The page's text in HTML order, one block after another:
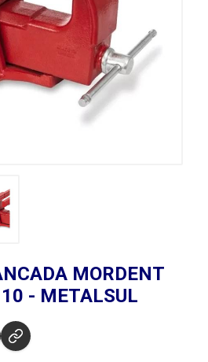
MORDENT
- METALSUL